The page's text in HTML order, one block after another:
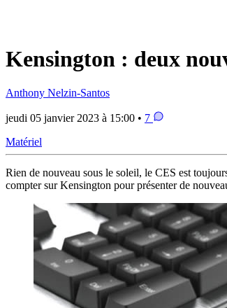
Kensington : deux
Anthony Nelzin-Santos
jeudi 05 janvier 2023 à 15:00 • 7
Matériel
Rien de nouveau sous le soleil, le CES est
compter sur Kensington pour présenter de